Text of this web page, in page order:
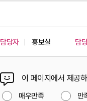
담당자 홍보실 담
이 페이지에서 제공
매우만족 만